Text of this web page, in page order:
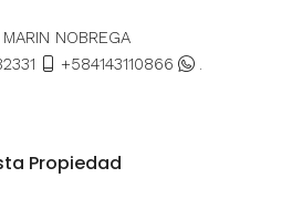
NOBREGA
+584143110866 .
Propiedad